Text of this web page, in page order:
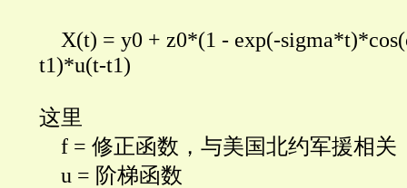
X(t) = y0 + z0*(1 - exp(-
t1)*u(t-t1)
这里
f = 修正函数，与美国北约军援相关
u = 阶梯函数